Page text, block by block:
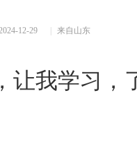
12-29 来自山东
让我学习，